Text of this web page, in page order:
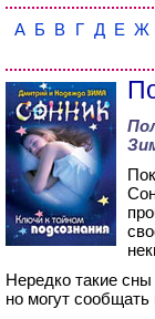
А Б В Г Д Е Ж
Нередко такие
но могут